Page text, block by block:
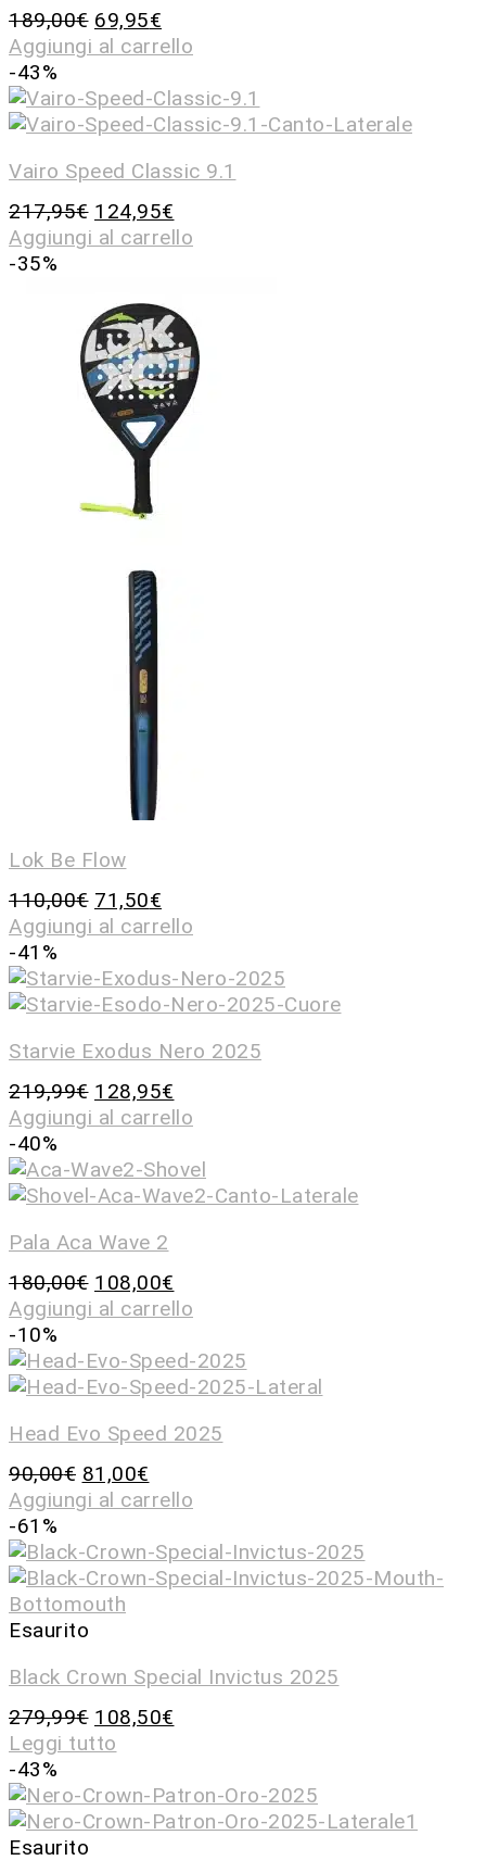
189,00€ 69,95€
Aggiungi al carrello
-43%
Vairo Speed Classic 9.1
217,95€ 124,95€
Aggiungi al carrello
-35%
Lok Be Flow
110,00€ 71,50€
Aggiungi al carrello
-41%
Starvie Exodus Nero 2025
219,99€ 128,95€
Aggiungi al carrello
-40%
Pala Aca Wave 2
180,00€ 108,00€
Aggiungi al carrello
-10%
Head Evo Speed 2025
90,00€ 81,00€
Aggiungi al carrello
-61%
Esaurito
Black Crown Special Invictus 2025
279,99€ 108,50€
Leggi tutto
-43%
Esaurito